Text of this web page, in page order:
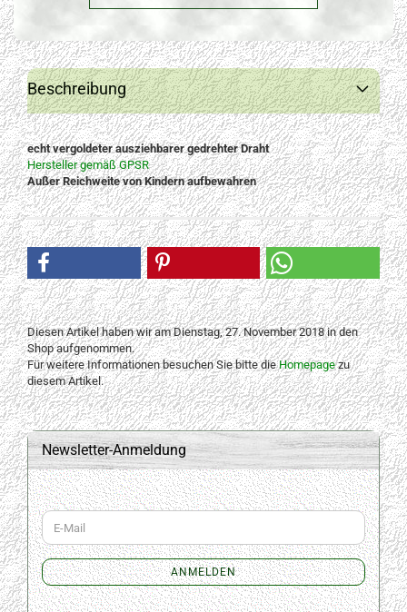
Beschreibung
echt vergoldeter ausziehbarer gedrehter Draht
Hersteller gemäß GPSR
Außer Reichweite von Kindern aufbewahren
Diesen Artikel haben wir am Dienstag, 27. November 2018 in den
Shop aufgenommen.
Für weitere Informationen besuchen Sie bitte dieHomepagezu
diesem Artikel.
Newsletter-Anmeldung
WEITER
ZUR
NEWSLETTER-
ANMELDUNG
E-
Mail
ANMELDEN